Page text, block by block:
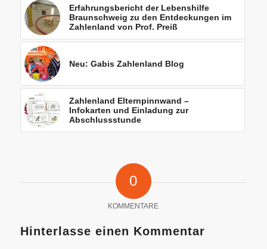
Erfahrungsbericht der Lebenshilfe
Braunschweig zu den Entdeckungen im
Zahlenland von Prof. Preiß
Neu: Gabis Zahlenland Blog
Zahlenland Elternpinnwand –
Infokarten und Einladung zur
Abschlussstunde
0
KOMMENTARE
Hinterlasse einen Kommentar